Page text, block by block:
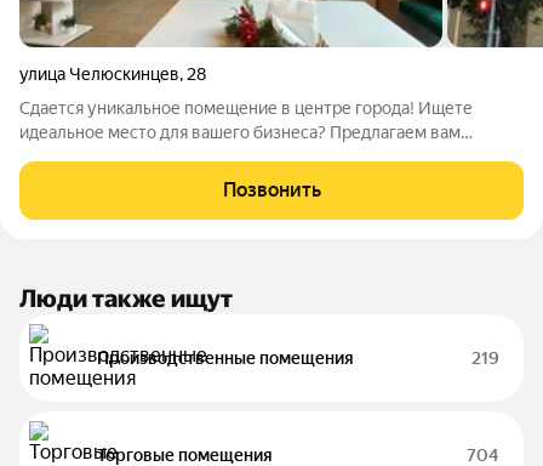
улица Челюскинцев, 28
Сдается уникальное помещение в центре города! Ищете
идеальное место для вашего бизнеса? Предлагаем вам
Позвонить
Люди также ищут
Производственные помещения 219
Торговые помещения 704